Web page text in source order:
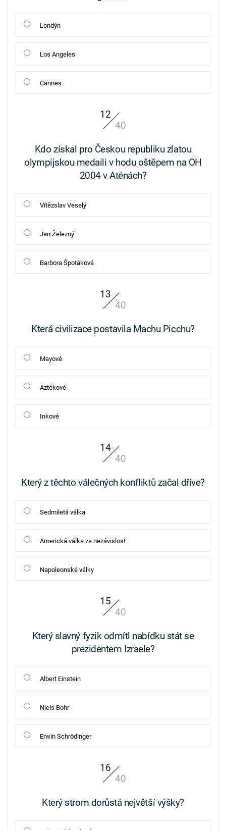
Londýn
Los Angeles
Cannes
12
40
Kdo získal pro Českou republiku zlatou
olympijskou medaili v hodu oštěpem na OH
2004 v Aténách?
Vítězslav Veselý
Jan Železný
Barbora Špotáková
13
40
Která civilizace postavila Machu Picchu?
Mayové
Aztékové
Inkové
14
40
Který z těchto válečných konfliktů začal dříve?
Sedmiletá válka
Americká válka za nezávislost
Napoleonské války
15
40
Který slavný fyzik odmítl nabídku stát se
prezidentem Izraele?
Albert Einstein
Niels Bohr
Erwin Schrödinger
16
40
Který strom dorůstá největší výšky?